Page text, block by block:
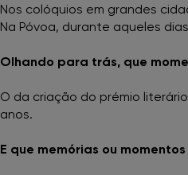
Nos colóquios em grandes
Na Póvoa, durante aqueles
Olhando para trás, que
O da criação do prémio
anos.
E que memórias ou